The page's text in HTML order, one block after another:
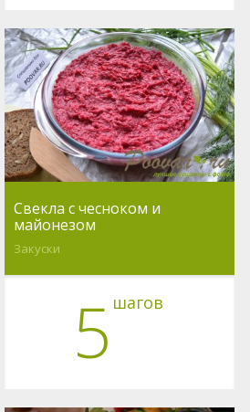
Свекла с чесноком и
майонезом
Закуски
5 шагов